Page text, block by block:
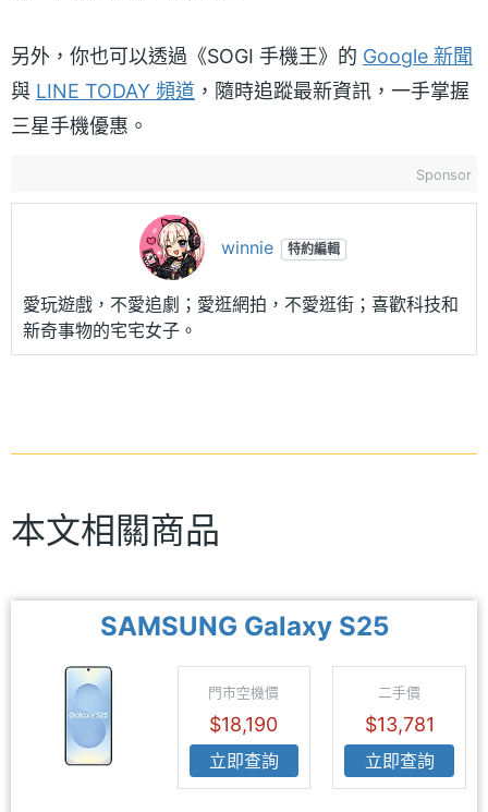
另外，你也可以透過《SOGI 手機王》的 Google 新聞
與 LINE TODAY 頻道 ，隨時追蹤最新資訊，一手掌握
三星手機優惠。
Sponsor
winnie 特約編輯
愛玩遊戲，不愛追劇；愛逛網拍，不愛逛街；喜歡科技和
新奇事物的宅宅女子。
本文相關商品
SAMSUNG Galaxy S25
門市空機價
$18,190
立即查詢
二手價
$13,781
立即查詢